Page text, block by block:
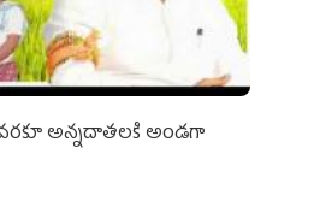
వరకూ అన్నదాతలకి అండగా